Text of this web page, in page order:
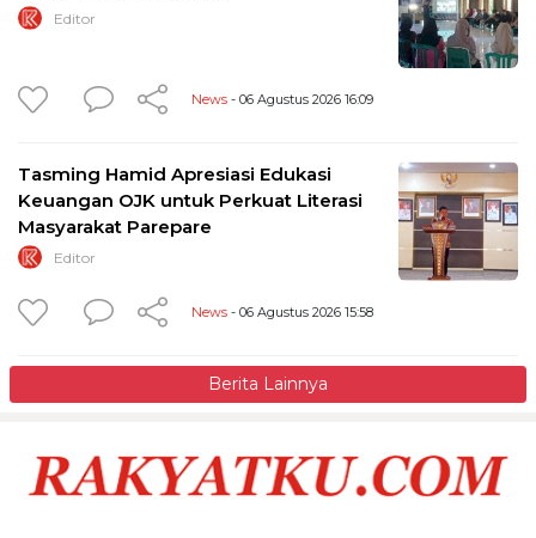
Editor
News - 06 Agustus 2026 16:09
Tasming Hamid Apresiasi Edukasi
Keuangan OJK untuk Perkuat Literasi
Masyarakat Parepare
Editor
News - 06 Agustus 2026 15:58
Berita Lainnya